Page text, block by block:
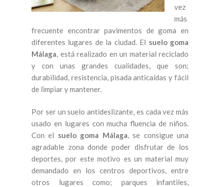
vez
más
frecuente encontrar pavimentos de goma en
diferentes lugares de la ciudad. El suelo goma
Málaga , está realizado en un material reciclado
y con unas grandes cualidades, que son;
durabilidad, resistencia, pisada anticaídas y fácil
de limpiar y mantener.
Por ser un suelo antideslizante, es cada vez más
usado en lugares con mucha fluencia de niños.
Con el suelo goma Málaga, se consigue una
agradable zona donde poder disfrutar de los
deportes, por este motivo es un material muy
demandado en los centros deportivos, entre
otros lugares como; parques infantiles,